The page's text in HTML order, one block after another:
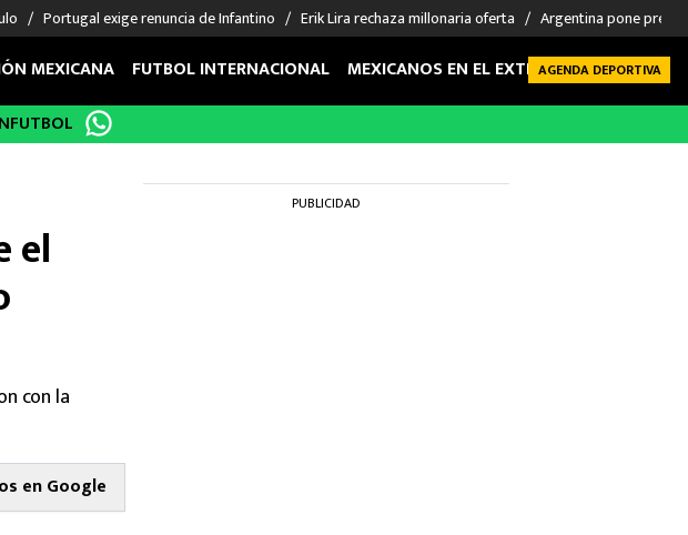
Portugal exige renuncia de Infantino Erik Lira rechaza millonaria oferta Argentina pone
DEPORTES
MEXICANA FUTBOL INTERNACIONAL MEXICANOS EN EL EXTRANJERO FUTBOL
AGENDA DEPORTIVA
el
con la
en Google
PUBLICIDAD